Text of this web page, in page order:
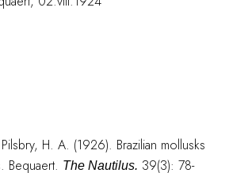
Pilsbry, H. A. (1926). Brazilian mollusks
Bequaert. The Nautilus. 39(3): 78-